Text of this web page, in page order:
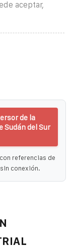
aceptar,
de la
Sudán del Sur
referencias de
conexión.